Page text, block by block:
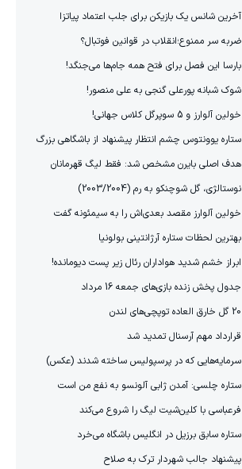
آخرین شانس یک بازیکن برای جلب اعتماد پیاتزا
ضربه سر ممنوع؛انقلاب در قوانین فوتبال؟
بارسا این فصل برای فتح همه جام‌ها می‌جنگد!
شوک شبانه پورعلی گنجی به علی منصور!
خولین آلوارز و 5 سوپرگل کلاس جهانی!
ستاره یوونتوس چشم انتظار پیشنهاد از باشگاهی بزرگ
هدف اصلی بایرن مشخص شد: فقط لیگ قهرمانان
نوستالژی، گل شوچنکو به رم (2003/2004)
خولین آلوارز مقصد بعدی‌اش را به سیمئونه گفت
بهترین لحظات ستاره آرژانتینی بولونیا
ابراز خشم شدید هواداران رئال زیر پست دیومانده!
جدول پخش زنده بازی‌های جمعه 16 مرداد
20 گل خارق العاده توپچی‌های لندن
قرارداد مهم آرسنال تمدید شد
سرمایه‌هایی که در پرسپولیس ساخته شدند (عکس)
ستاره چلسی: آمدن ژابی آلونسو به نفع من است
فرعباسی با کلین‌شیت لیگ را شروع می‌کند
ستاره سابق برزیل در انگلیس باشگاه می‌خرد
پیشنهاد جالب شهردار ترک به صلاح